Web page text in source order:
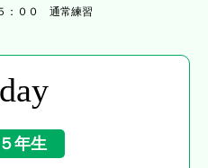
：００ 通常練習
年生